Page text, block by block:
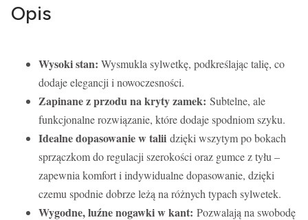
Opis
Wysoki stan: Wysmukla sylwetkę, podkreślając talię, co
dodaje elegancji i nowoczesności.
Zapinane z przodu na kryty zamek: Subtelne, ale
funkcjonalne rozwiązanie, które dodaje spodniom szyku.
Idealne dopasowanie w talii dzięki wszytym po bokach
sprzączkom do regulacji szerokości oraz gumce z tyłu –
zapewnia komfort i indywidualne dopasowanie, dzięki
czemu spodnie dobrze leżą na różnych typach sylwetek.
Wygodne, luźne nogawki w kant: Pozwalają na swobodę